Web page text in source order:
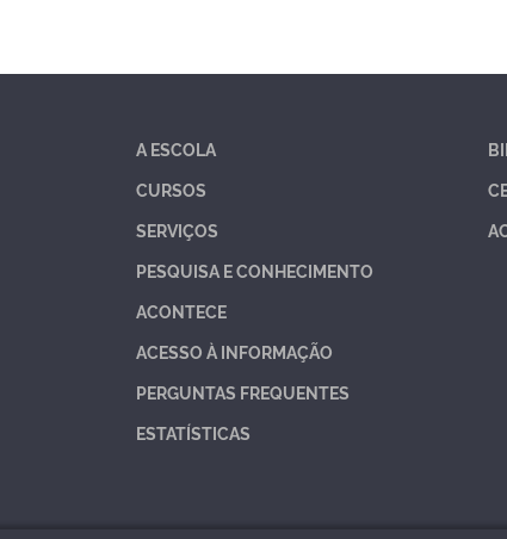
A ESCOLA
CURSOS
SERVIÇOS
PESQUISA E CONHECIMENTO
ACONTECE
ACESSO À INFORMAÇÃO
PERGUNTAS FREQUENTES
ESTATÍSTICAS